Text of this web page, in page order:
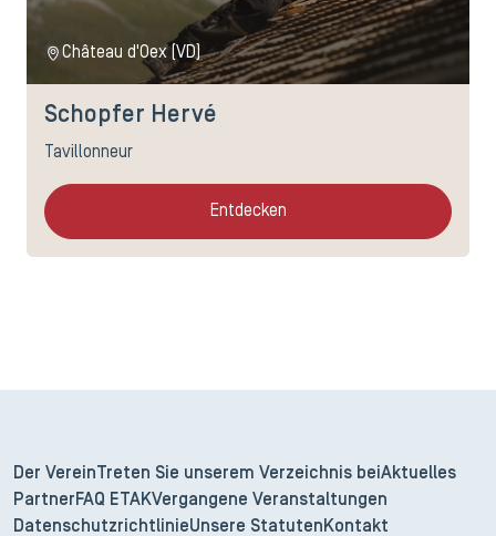
Château d'Oex (VD)
Schopfer Hervé
Tavillonneur
Entdecken
Der Verein Treten Sie unserem Verzeichnis beiAktuelles
Partner FAQ ETAKVergangene Veranstaltungen
DatenschutzrichtlinieUnsere Statuten Kontakt